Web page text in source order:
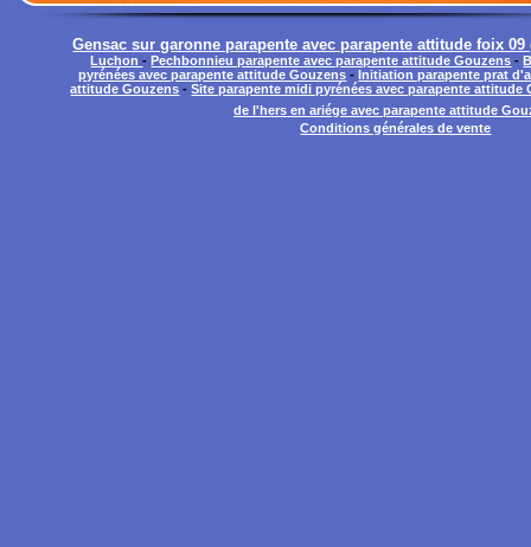
Gensac sur garonne parapente avec parapente attitude foix 09
Luchon-Pechbonnieu parapente avec parapente attitude Gouzens -
pyrénées avec parapente attitude Gouzens -Initiation parapente prat
attitude Gouzens -Site parapente midi pyrénées avec parapente attitude
de l'hers en ariége avec parapente attitude
Conditions générales de vente